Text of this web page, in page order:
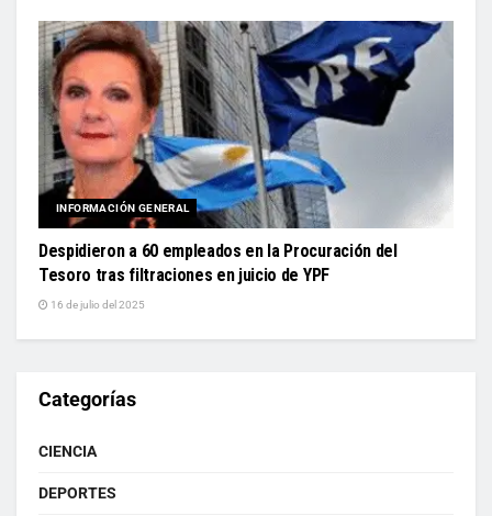
INFORMACIÓN GENERAL
Despidieron a 60 empleados en la Procuración del
Tesoro tras filtraciones en juicio de YPF
16 de julio del 2025
Categorías
CIENCIA
DEPORTES